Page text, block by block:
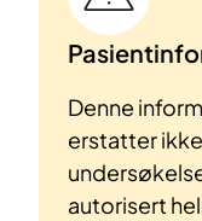
Denne
erstatter
autorisert